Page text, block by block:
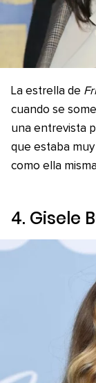
La estrella de
cuando se
una entrevista
que estaba
como ella
4. Gisele